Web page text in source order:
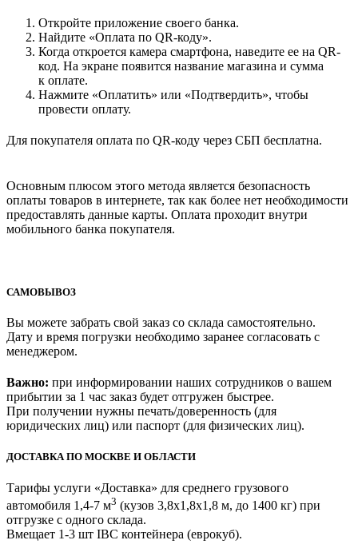
Откройте приложение своего банка.
Найдите «Оплата по QR-коду».
Когда откроется камера смартфона, наведите ее на QR-
код. На экране появится название магазина и сумма
к оплате.
Нажмите «Оплатить» или «Подтвердить», чтобы
провести оплату.
Для покупателя оплата по QR-коду через СБП бесплатна.
Основным плюсом этого метода является безопасность
оплаты товаров в интернете, так как более нет необходимости
предоставлять данные карты. Оплата проходит внутри
мобильного банка покупателя.
САМОВЫВОЗ
Вы можете забрать свой заказ со склада самостоятельно.
Дату и время погрузки необходимо заранее согласовать с
менеджером.
Важно: при информировании наших сотрудников о вашем
прибытии за 1 час заказ будет отгружен быстрее.
При получении нужны печать/доверенность (для
юридических лиц) или паспорт (для физических лиц).
ДОСТАВКА ПО МОСКВЕ И ОБЛАСТИ
Тарифы услуги «Доставка» для среднего грузового
автомобиля 1,4-7 м3 (кузов 3,8x1,8x1,8 м, до 1400 кг) при
отгрузке с одного склада.
Вмещает 1-3 шт IBC контейнера (еврокуб).